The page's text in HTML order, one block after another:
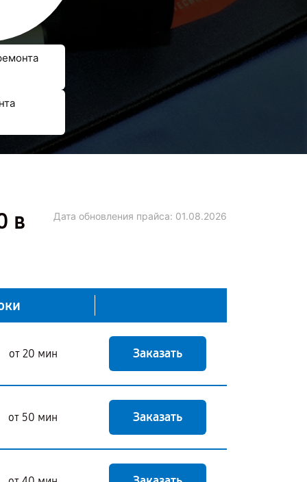
в Дата обновления прайса: 01.08.2026
от 20 мин Заказать
от 50 мин Заказать